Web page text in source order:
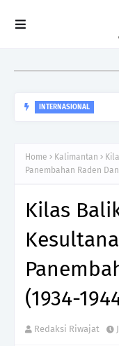
INTERNASIONAL
Home Kalimantan
Panembahan Raden
Kilas
(1934-
Redaksi Riwajat